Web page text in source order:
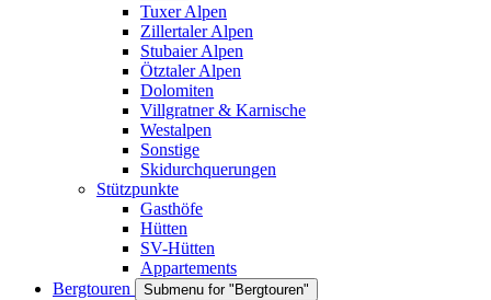
Tuxer Alpen
Zillertaler Alpen
Stubaier Alpen
Ötztaler Alpen
Dolomiten
Villgratner & Karnische
Westalpen
Sonstige
Skidurchquerungen
Stützpunkte
Gasthöfe
Hütten
SV-Hütten
Appartements
Bergtouren
Submenu for "Bergtouren"